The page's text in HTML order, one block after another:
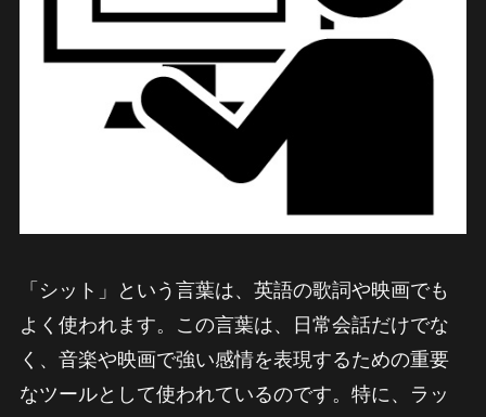
「シット」という言葉は、英語の歌詞や映画でも
よく使われます。この言葉は、日常会話だけでな
く、音楽や映画で強い感情を表現するための重要
なツールとして使われているのです。特に、ラッ